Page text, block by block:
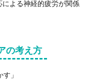
よる神経的疲労が関係
の考え方
」